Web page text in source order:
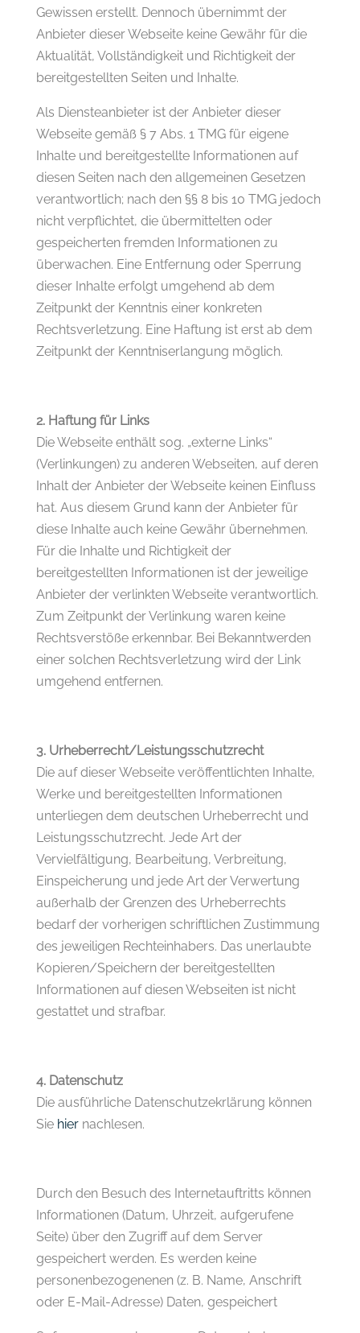
Gewissen erstellt. Dennoch übernimmt der
Anbieter dieser Webseite keine Gewähr für die
Aktualität, Vollständigkeit und Richtigkeit der
bereitgestellten Seiten und Inhalte.
Als Diensteanbieter ist der Anbieter dieser
Webseite gemäß § 7 Abs. 1 TMG für eigene
Inhalte und bereitgestellte Informationen auf
diesen Seiten nach den allgemeinen Gesetzen
verantwortlich; nach den §§ 8 bis 10 TMG jedoch
nicht verpflichtet, die übermittelten oder
gespeicherten fremden Informationen zu
überwachen. Eine Entfernung oder Sperrung
dieser Inhalte erfolgt umgehend ab dem
Zeitpunkt der Kenntnis einer konkreten
Rechtsverletzung. Eine Haftung ist erst ab dem
Zeitpunkt der Kenntniserlangung möglich.
2. Haftung für Links
Die Webseite enthält sog. „externe Links“
(Verlinkungen) zu anderen Webseiten, auf deren
Inhalt der Anbieter der Webseite keinen Einfluss
hat. Aus diesem Grund kann der Anbieter für
diese Inhalte auch keine Gewähr übernehmen.
Für die Inhalte und Richtigkeit der
bereitgestellten Informationen ist der jeweilige
Anbieter der verlinkten Webseite verantwortlich.
Zum Zeitpunkt der Verlinkung waren keine
Rechtsverstöße erkennbar. Bei Bekanntwerden
einer solchen Rechtsverletzung wird der Link
umgehend entfernen.
3. Urheberrecht/Leistungsschutzrecht
Die auf dieser Webseite veröffentlichten Inhalte,
Werke und bereitgestellten Informationen
unterliegen dem deutschen Urheberrecht und
Leistungsschutzrecht. Jede Art der
Vervielfältigung, Bearbeitung, Verbreitung,
Einspeicherung und jede Art der Verwertung
außerhalb der Grenzen des Urheberrechts
bedarf der vorherigen schriftlichen Zustimmung
des jeweiligen Rechteinhabers. Das unerlaubte
Kopieren/Speichern der bereitgestellten
Informationen auf diesen Webseiten ist nicht
gestattet und strafbar.
4. Datenschutz
Die ausführliche Datenschutzekrlärung können
Sie hiernachlesen.
Durch den Besuch des Internetauftritts können
Informationen (Datum, Uhrzeit, aufgerufene
Seite) über den Zugriff auf dem Server
gespeichert werden. Es werden keine
personenbezogenenen (z. B. Name, Anschrift
oder E-Mail-Adresse) Daten, gespeichert